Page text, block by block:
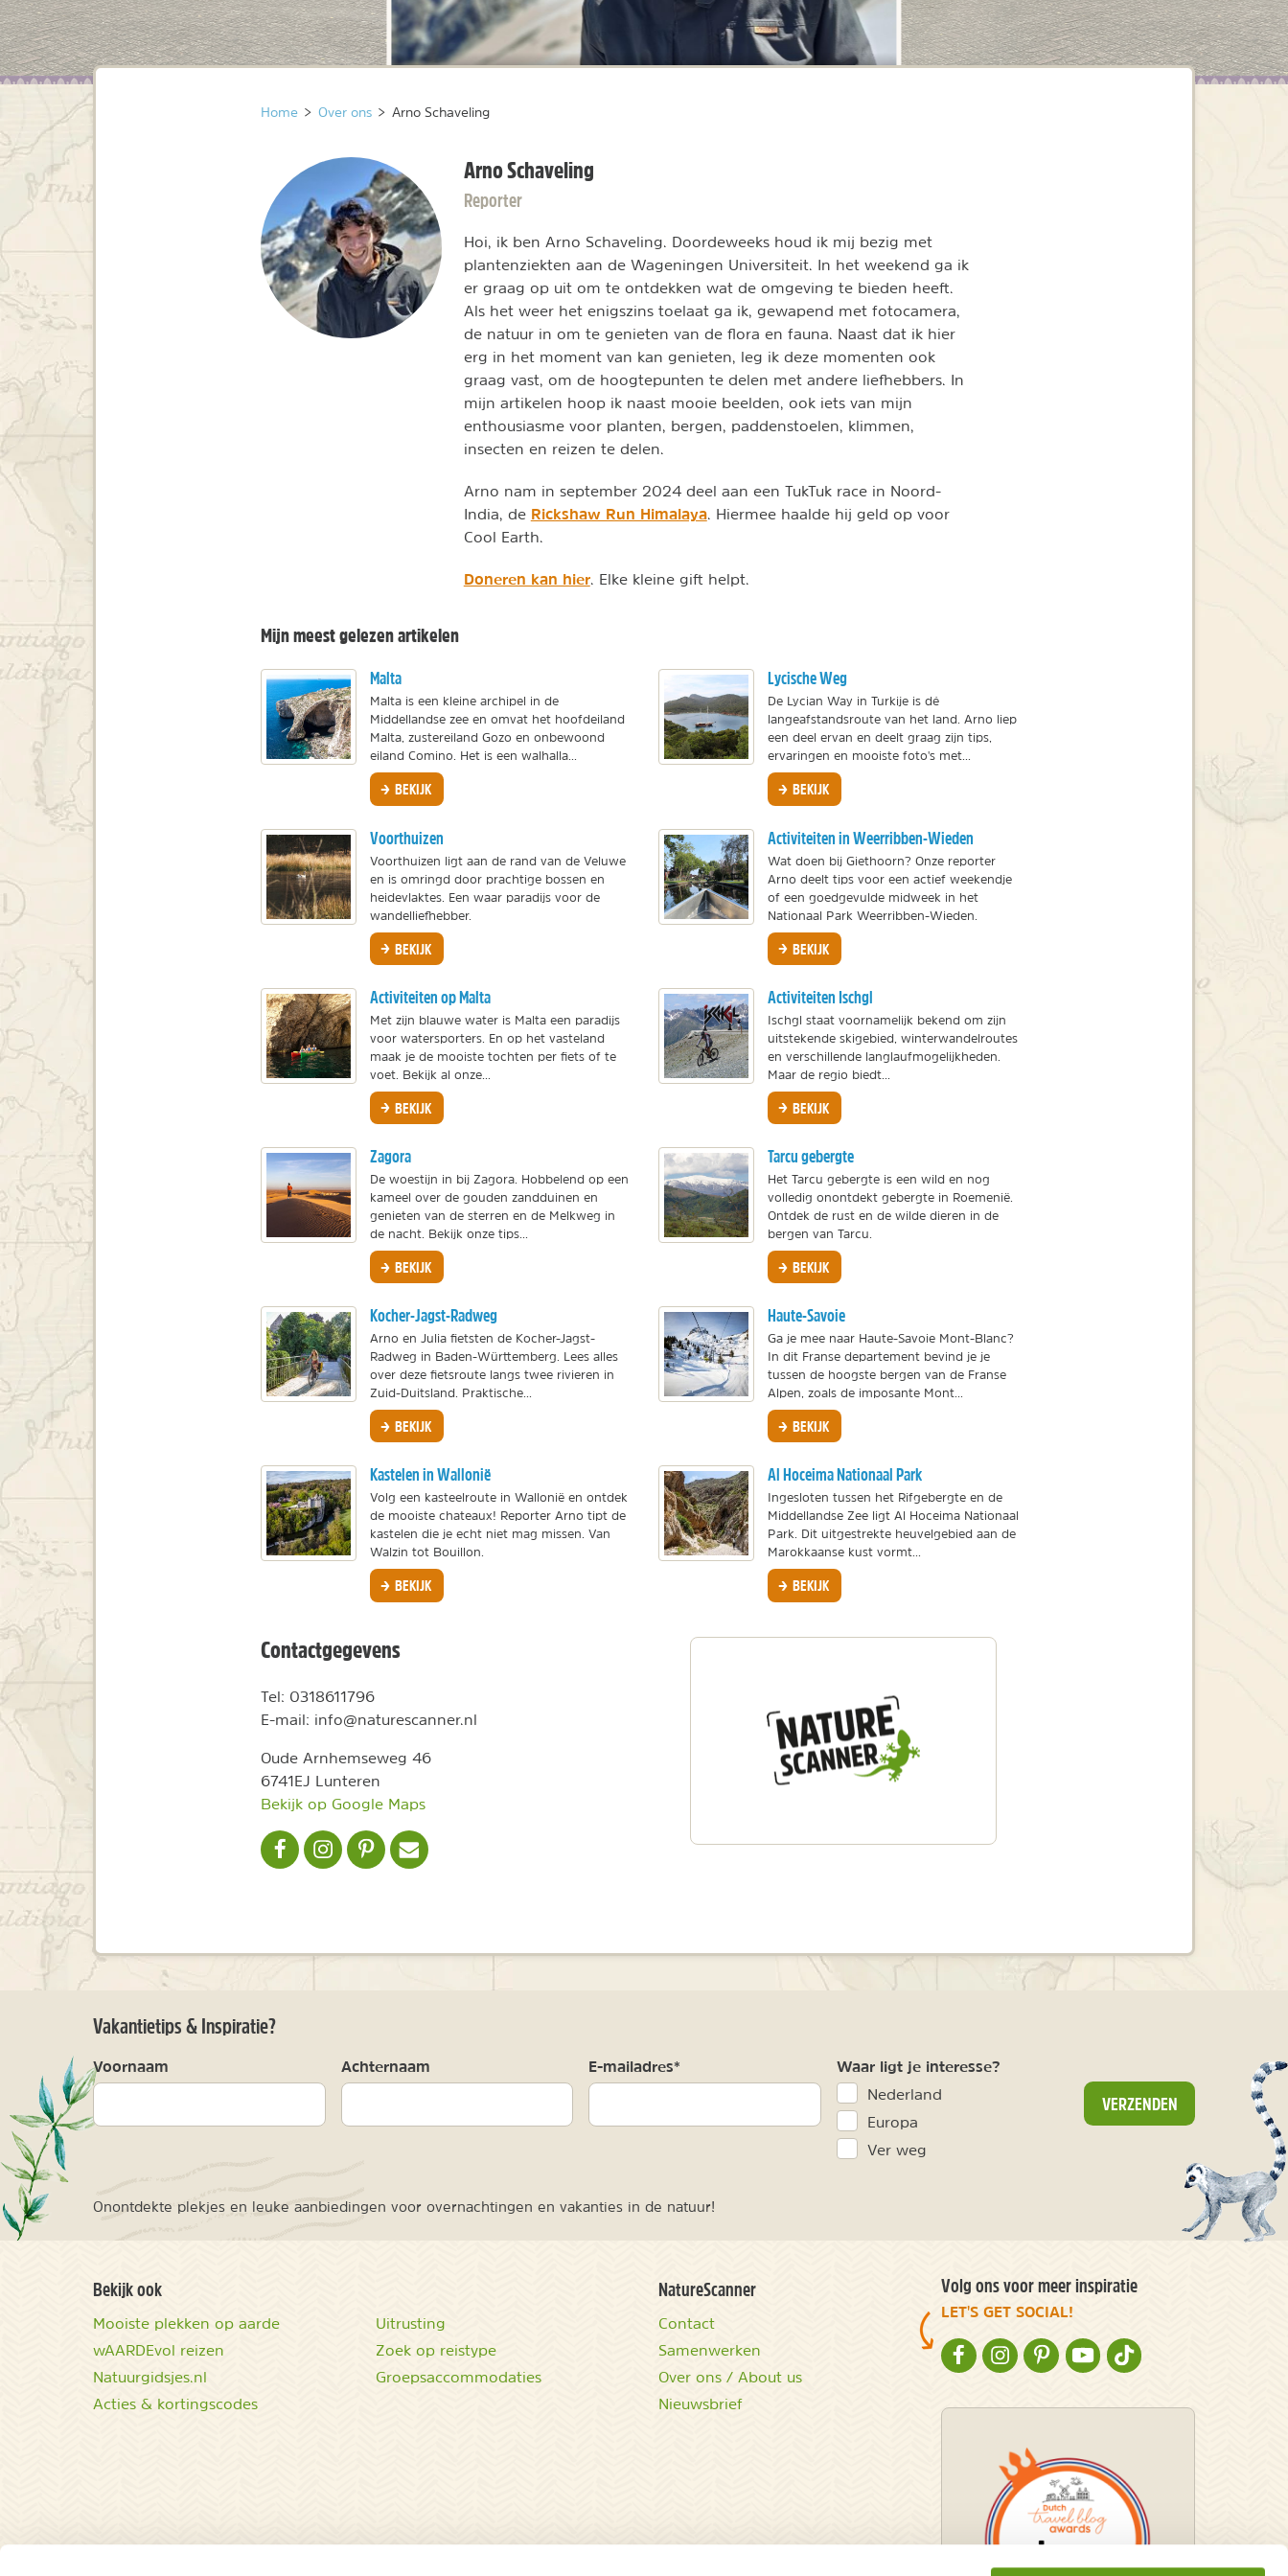
Home > Over ons > Arno Schaveling
Arno Schaveling
Reporter
Hoi, ik ben Arno Schaveling. Doordeweeks houd ik mij bezig met
plantenziekten aan de Wageningen Universiteit. In het weekend ga ik
er graag op uit om te ontdekken wat de omgeving te bieden heeft.
Als het weer het enigszins toelaat ga ik, gewapend met fotocamera,
de natuur in om te genieten van de flora en fauna. Naast dat ik hier
erg in het moment van kan genieten, leg ik deze momenten ook
graag vast, om de hoogtepunten te delen met andere liefhebbers. In
mijn artikelen hoop ik naast mooie beelden, ook iets van mijn
enthousiasme voor planten, bergen, paddenstoelen, klimmen,
insecten en reizen te delen.
Arno nam in september 2024 deel aan een TukTuk race in Noord-
India, de Rickshaw Run Himalaya. Hiermee haalde hij geld op voor
Cool Earth.
Doneren kan hier. Elke kleine gift helpt.
Mijn meest gelezen artikelen
Malta
Malta is een kleine archipel in de
Middellandse zee en omvat het hoofdeiland
Malta, zustereiland Gozo en onbewoond
eiland Comino. Het is een walhalla...
BEKIJK
Lycische Weg
De Lycian Way in Turkije is dé
langeafstandsroute van het land. Arno liep
een deel ervan en deelt graag zijn tips,
ervaringen en mooiste foto's met...
BEKIJK
Voorthuizen
Voorthuizen ligt aan de rand van de Veluwe
en is omringd door prachtige bossen en
heidevlaktes. Een waar paradijs voor de
wandelliefhebber.
BEKIJK
Activiteiten in Weerribben-Wieden
Wat doen bij Giethoorn? Onze reporter
Arno deelt tips voor een actief weekendje
of een goedgevulde midweek in het
Nationaal Park Weerribben-Wieden.
BEKIJK
Activiteiten op Malta
Met zijn blauwe water is Malta een paradijs
voor watersporters. En op het vasteland
maak je de mooiste tochten per fiets of te
voet. Bekijk al onze...
BEKIJK
Activiteiten Ischgl
Ischgl staat voornamelijk bekend om zijn
uitstekende skigebied, winterwandelroutes
en verschillende langlaufmogelijkheden.
Maar de regio biedt...
BEKIJK
Zagora
De woestijn in bij Zagora. Hobbelend op een
kameel over de gouden zandduinen en
genieten van de sterren en de Melkweg in
de nacht. Bekijk onze tips...
BEKIJK
Tarcu gebergte
Het Tarcu gebergte is een wild en nog
volledig onontdekt gebergte in Roemenië.
Ontdek de rust en de wilde dieren in de
bergen van Tarcu.
BEKIJK
Kocher-Jagst-Radweg
Arno en Julia fietsten de Kocher-Jagst-
Radweg in Baden-Württemberg. Lees alles
over deze fietsroute langs twee rivieren in
Zuid-Duitsland. Praktische...
BEKIJK
Haute-Savoie
Ga je mee naar Haute-Savoie Mont-Blanc?
In dit Franse departement bevind je je
tussen de hoogste bergen van de Franse
Alpen, zoals de imposante Mont...
BEKIJK
Kastelen in Wallonië
Volg een kasteelroute in Wallonië en ontdek
de mooiste chateaux! Reporter Arno tipt de
kastelen die je echt niet mag missen. Van
Walzin tot Bouillon.
BEKIJK
Al Hoceima Nationaal Park
Ingesloten tussen het Rifgebergte en de
Middellandse Zee ligt Al Hoceima Nationaal
Park. Dit uitgestrekte heuvelgebied aan de
Marokkaanse kust vormt...
BEKIJK
Contactgegevens
Tel: 0318611796
E-mail: info@naturescanner.nl
Adres
Oude Arnhemseweg 46
6741EJ Lunteren
Bekijk op Google Maps
NATURESCANNER OP FACEBOOK
NATURESCANNER OP INSTAGRAM
NATURESCANNER OP PINTEREST
NATURESCANNER NIEUWSBRIEF
Vakantietips & Inspiratie?
Voornaam Achternaam E-mailadres* Waar ligt je interesse?
Nederland
Europa
Ver weg
VERZENDEN
Onontdekte plekjes en leuke aanbiedingen voor overnachtingen en vakanties in de natuur!
Bekijk ook
Mooiste plekken op aarde
wAARDEvol reizen
Natuurgidsjes.nl
Acties & kortingscodes
Uitrusting
Zoek op reistype
Groepsaccommodaties
NatureScanner
Contact
Samenwerken
Over ons / About us
Nieuwsbrief
Volg ons voor meer inspiratie
LET'S GET SOCIAL!
NATURESCANNER OP FACEBOOK
NATURESCANNER OP INSTAGRAM
NATURESCANNER OP PINTEREST
NATURESCANNER OP YOUTUBE
NATURESCANNER OP